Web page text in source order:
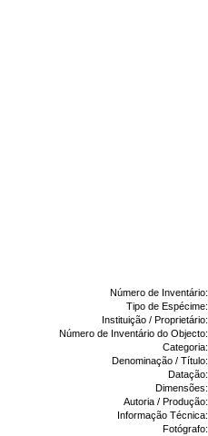
Número de Inventário:
Tipo de Espécime:
Instituição / Proprietário:
Número de Inventário do Objecto:
Categoria:
Denominação / Título:
Datação:
Dimensões:
Autoria / Produção:
Informação Técnica:
Fotógrafo: